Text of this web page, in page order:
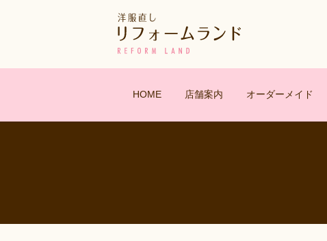
HOME 店舗案内 オーダーメイド